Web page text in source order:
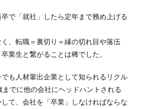
で「就社」したら定年まで務め上げる
、転職＝裏切り＝縁の切れ目や落伍
業生と繋がることは稀でした。
も人材輩出企業として知られるリクル
でに他の会社にヘッドハントされる
て、会社を「卒業」しなければならな